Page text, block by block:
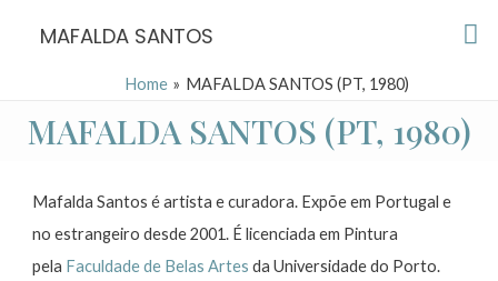
MAFALDA SANTOS
Home MAFALDA SANTOS (PT, 1980)
MAFALDA SANTOS (PT, 1980)
Mafalda Santos é artista e curadora. Expõe em Portugal e
no estrangeiro desde 2001. É licenciada em Pintura
pela Faculdade de Belas Artes da Universidade do Porto.